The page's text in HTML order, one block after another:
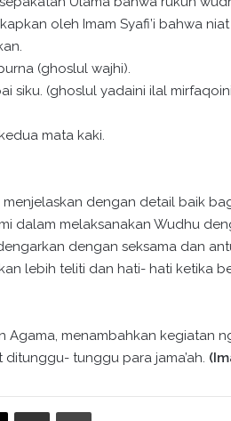
oleh Imam Syafi’i bahwa
(ghoslul wajhi).
siku. (ghoslul yadaini ilal
mata kaki.
dengan detail baik
dalam melaksanakan Wudhu
dengan seksama dan
lebih teliti dan hati- hati ketika
Agama, menambahkan kegiatan
tunggu para jama’ah.